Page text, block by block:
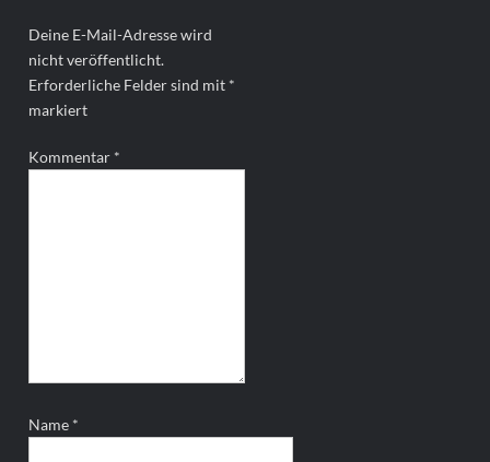
Deine E-Mail-Adresse wird
nicht veröffentlicht.
Erforderliche Felder sind mit *
markiert
Kommentar *
Name *